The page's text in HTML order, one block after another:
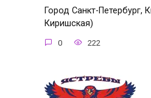
Город Санкт-Петербург,
Киришская)
0 222